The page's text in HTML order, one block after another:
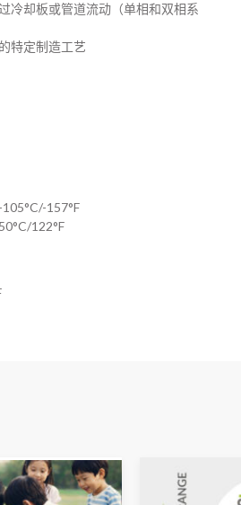
冷却板或管道流动（单相和双相系
特定制造工艺
157°F
122°F